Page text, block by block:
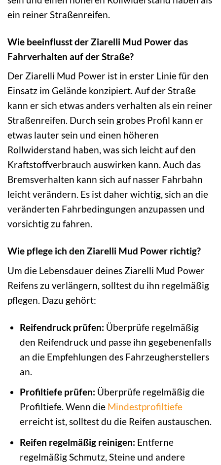
ein reiner Straßenreifen.
Wie beeinflusst der Ziarelli Mud Power das
Fahrverhalten auf der Straße?
Der Ziarelli Mud Power ist in erster Linie für den
Einsatz im Gelände konzipiert. Auf der Straße
kann er sich etwas anders verhalten als ein reiner
Straßenreifen. Durch sein grobes Profil kann er
etwas lauter sein und einen höheren
Rollwiderstand haben, was sich leicht auf den
Kraftstoffverbrauch auswirken kann. Auch das
Bremsverhalten kann sich auf nasser Fahrbahn
leicht verändern. Es ist daher wichtig, sich an die
veränderten Fahrbedingungen anzupassen und
vorsichtig zu fahren.
Wie pflege ich den Ziarelli Mud Power richtig?
Um die Lebensdauer deines Ziarelli Mud Power
Reifens zu verlängern, solltest du ihn regelmäßig
pflegen. Dazu gehört:
Reifendruck prüfen: Überprüfe regelmäßig
den Reifendruck und passe ihn gegebenenfalls
an die Empfehlungen des Fahrzeugherstellers
an.
Profiltiefe prüfen: Überprüfe regelmäßig die
Profiltiefe. Wenn die Mindestprofiltiefe
erreicht ist, solltest du die Reifen austauschen.
Reifen regelmäßig reinigen: Entferne
regelmäßig Schmutz, Steine und andere